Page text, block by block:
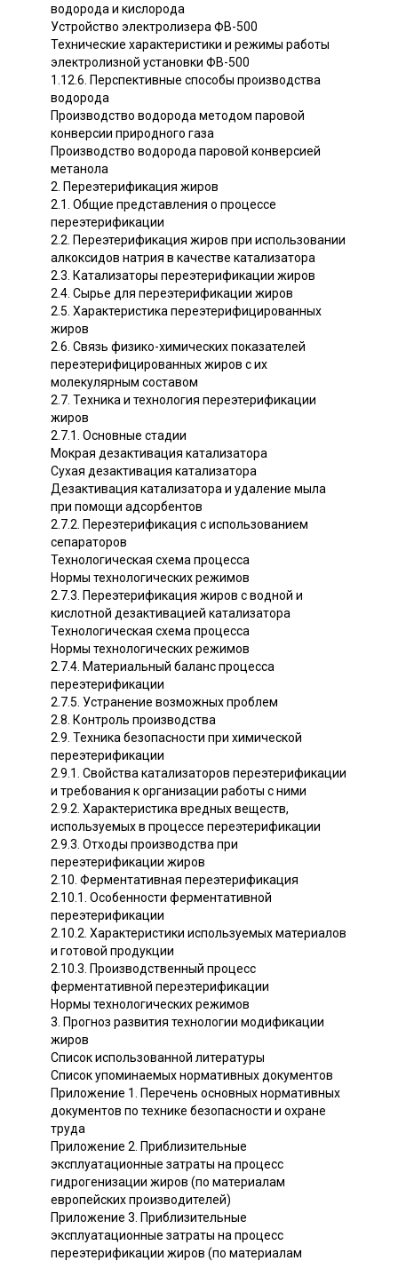
водорода и кислорода
Устройство электролизера ФВ-500
Технические характеристики и режимы работы
электролизной установки ФВ-500
1.12.6. Перспективные способы производства
водорода
Производство водорода методом паровой
конверсии природного газа
Производство водорода паровой конверсией
метанола
2. Переэтерификация жиров
2.1. Общие представления о процессе
переэтерификации
2.2. Переэтерификация жиров при использовании
алкоксидов натрия в качестве катализатора
2.3. Катализаторы переэтерификации жиров
2.4. Сырье для переэтерификации жиров
2.5. Характеристика переэтерифицированных
жиров
2.6. Связь физико-химических показателей
переэтерифицированных жиров с их
молекулярным составом
2.7. Техника и технология переэтерификации
жиров
2.7.1. Основные стадии
Мокрая дезактивация катализатора
Сухая дезактивация катализатора
Дезактивация катализатора и удаление мыла
при помощи адсорбентов
2.7.2. Переэтерификация с использованием
сепараторов
Технологическая схема процесса
Нормы технологических режимов
2.7.3. Переэтерификация жиров с водной и
кислотной дезактивацией катализатора
Технологическая схема процесса
Нормы технологических режимов
2.7.4. Материальный баланс процесса
переэтерификации
2.7.5. Устранение возможных проблем
2.8. Контроль производства
2.9. Техника безопасности при химической
переэтерификации
2.9.1. Свойства катализаторов переэтерификации
и требования к организации работы с ними
2.9.2. Характеристика вредных веществ,
используемых в процессе переэтерификации
2.9.3. Отходы производства при
переэтерификации жиров
2.10. Ферментативная переэтерификация
2.10.1. Особенности ферментативной
переэтерификации
2.10.2. Характеристики используемых материалов
и готовой продукции
2.10.3. Производственный процесс
ферментативной переэтерификации
Нормы технологических режимов
3. Прогноз развития технологии модификации
жиров
Список использованной литературы
Список упоминаемых нормативных документов
Приложение 1. Перечень основных нормативных
документов по технике безопасности и охране
труда
Приложение 2. Приблизительные
эксплуатационные затраты на процесс
гидрогенизации жиров (по материалам
европейских производителей)
Приложение 3. Приблизительные
эксплуатационные затраты на процесс
переэтерификации жиров (по материалам